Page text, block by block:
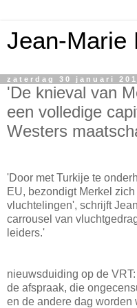
Jean-Marie
zaterdag 30 januari
'De knieval van
een volledige
Westers
'Door met Turkije te
EU, bezondigt Merkel
vluchtelingen', schrijft
carrousel van
leiders.'
Een
nieuwsduiding op de
de afspraak, die
en de andere dag worden